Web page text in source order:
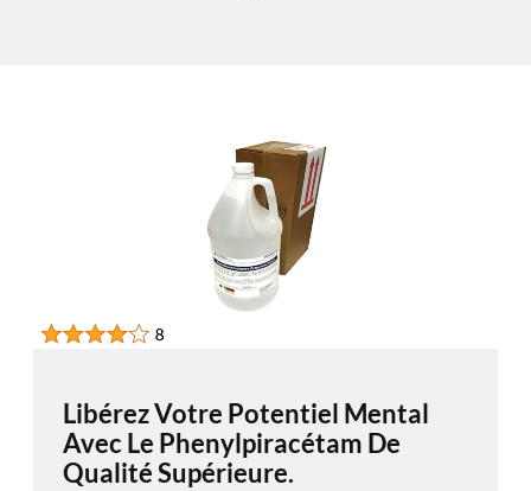
Libérez Votre Potentiel Mental
Avec Le Phenylpiracétam De
Qualité Supérieure.